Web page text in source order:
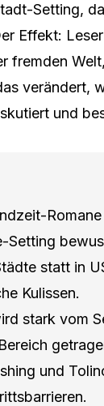
Setting,
Effekt:
fremden
verändert,
und
Setting
statt in
Kulissen.
stark vom
und